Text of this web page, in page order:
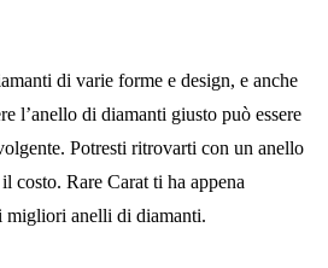
di varie forme e design, e anche
l’anello di diamanti giusto può essere
Potresti ritrovarti con un anello
costo. Rare Carat ti ha appena
migliori anelli di diamanti.